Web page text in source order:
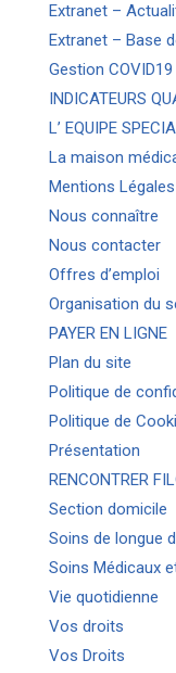
Extranet –
Extranet – Base
Gestion COVID19
INDICATEURS
L’ EQUIPE
La maison
Mentions Légales
Nous connaître
Nous contacter
Offres d’emploi
Organisation du
PAYER EN LIGNE
Plan du site
Politique de
Politique de
Présentation
RENCONTRER
Section domicile
Soins de longue
Soins Médicaux
Vie quotidienne
Vos droits
Vos Droits